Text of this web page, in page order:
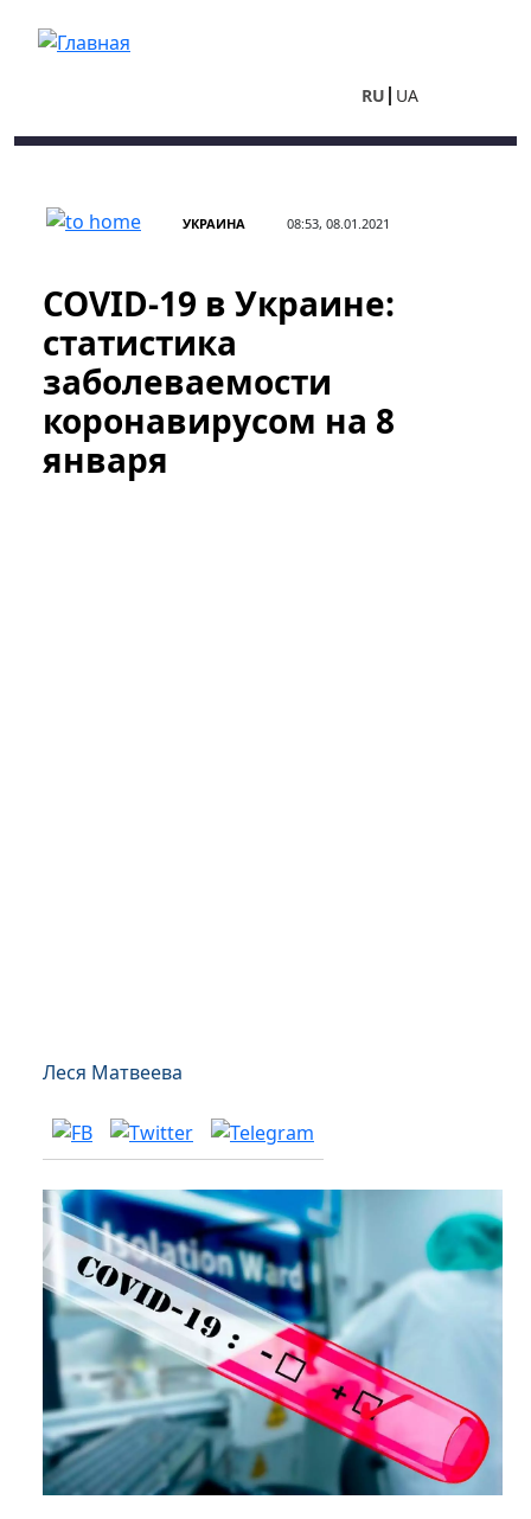
RU UA
УКРАИНА 08:53, 08.01.2021
COVID-19 в Украине:
статистика
заболеваемости
коронавирусом на 8
января
Леся Матвеева